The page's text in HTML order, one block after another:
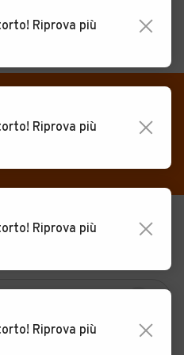
in vendita
NUOVO
Riprova più
Riprova più
Riprova più
Riprova più